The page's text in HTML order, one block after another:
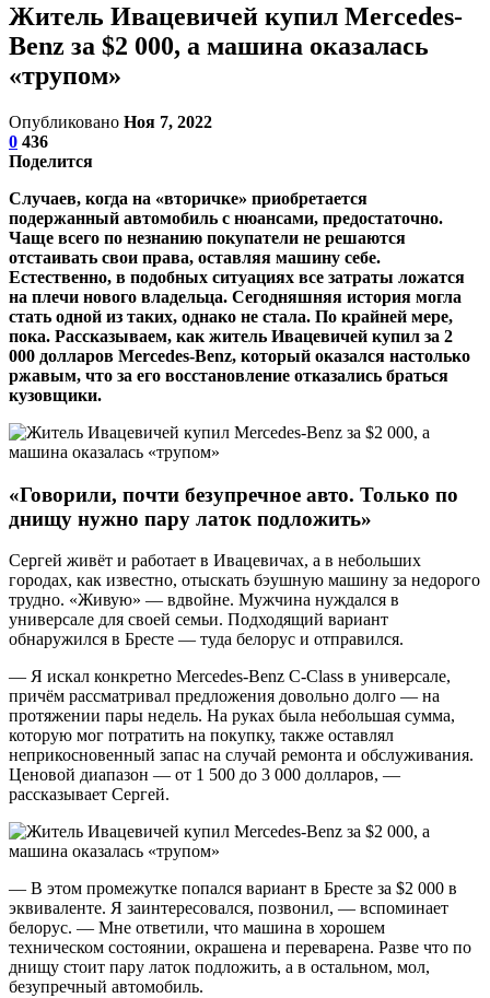
Житель Ивацевичей купил Mercedes-
Benz за $2 000, а машина оказалась
«трупом»
Опубликовано Ноя 7, 2022
0 436
Поделится
Случаев, когда на «вторичке» приобретается
подержанный автомобиль с нюансами, предостаточно.
Чаще всего по незнанию покупатели не решаются
отстаивать свои права, оставляя машину себе.
Естественно, в подобных ситуациях все затраты ложатся
на плечи нового владельца. Сегодняшняя история могла
стать одной из таких, однако не стала. По крайней мере,
пока. Рассказываем, как житель Ивацевичей купил за 2
000 долларов Mercedes-Benz, который оказался настолько
ржавым, что за его восстановление отказались браться
кузовщики.
«Говорили, почти безупречное авто. Только по
днищу нужно пару латок подложить»
Сергей живёт и работает в Ивацевичах, а в небольших
городах, как известно, отыскать бэушную машину за недорого
трудно. «Живую» — вдвойне. Мужчина нуждался в
универсале для своей семьи. Подходящий вариант
обнаружился в Бресте — туда белорус и отправился.
— Я искал конкретно Mercedes-Benz C-Class в универсале,
причём рассматривал предложения довольно долго — на
протяжении пары недель. На руках была небольшая сумма,
которую мог потратить на покупку, также оставлял
неприкосновенный запас на случай ремонта и обслуживания.
Ценовой диапазон — от 1 500 до 3 000 долларов, —
рассказывает Сергей.
— В этом промежутке попался вариант в Бресте за $2 000 в
эквиваленте. Я заинтересовался, позвонил, — вспоминает
белорус. — Мне ответили, что машина в хорошем
техническом состоянии, окрашена и переварена. Разве что по
днищу стоит пару латок подложить, а в остальном, мол,
безупречный автомобиль.